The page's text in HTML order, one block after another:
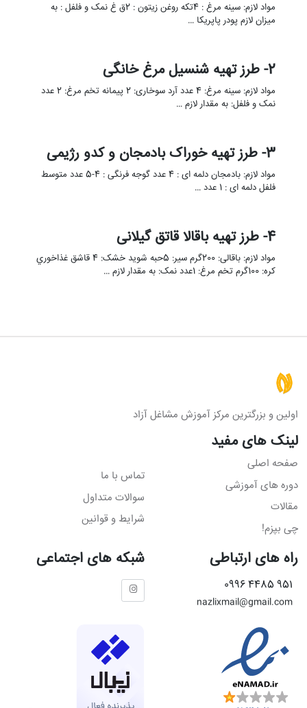
مواد لازم: سینه مرغ : 4تکه روغن زیتون : 2ق غ نمک و فلفل : به
میزان لازم پودر پاپریکا …
2- طرز تهیه شنسیل مرغ خانگی
مواد لازم: سینه مرغ: 4 عدد آرد سوخاری: 2 پیمانه تخم مرغ: 2 عدد
نمک و فلفل: به مقدار لازم …
3- طرز تهیه خوراک بادمجان و کدو رژیمی
مواد لازم: بادمجان دلمه ای : 4 عدد گوجه فرنگی : 4-5 عدد متوسط
فلفل دلمه ای : 1 عدد …
4- طرز تهیه باقالا قاتق گیلانی
مواد لازم: باقالی: 200گرم سیر: 5حبه شوید خشک: 4 قاشق غذاخوري
کره: 100گرم تخم مرغ: 1عدد نمک: به مقدار لازم …
اولین و بزرگترین مرکز آموزش مشاغل آزاد
لینک های مفید
صفحه اصلی
دوره های آموزشی
مقالات
چی بپزم!
تماس با ما
سوالات متداول
شرایط و قوانین
راه های ارتباطی
951 4485 0996
nazlixmail@gmail.com
شبکه های اجتماعی